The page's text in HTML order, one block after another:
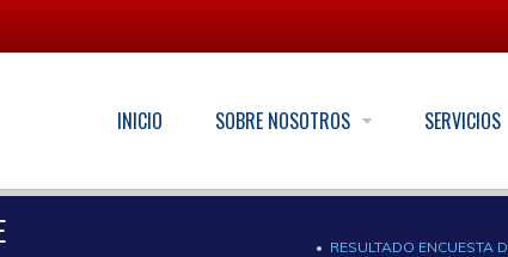
INICIO SOBRE NOSOTROS SERVICIOS
RESULTADO ENCUESTA